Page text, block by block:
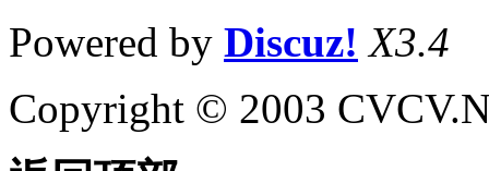
Powered by Discuz! X3.4
Copyright © 2003